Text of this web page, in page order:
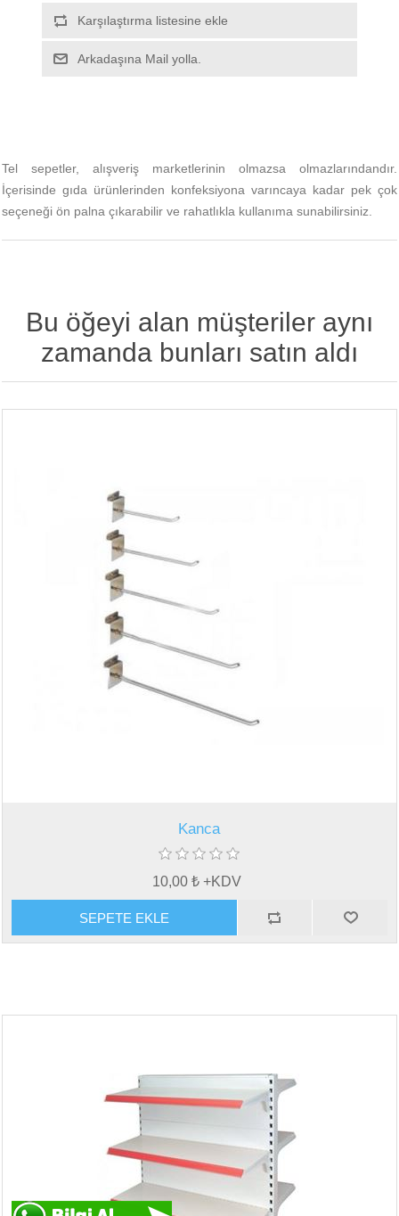
Tel sepetler, alışveriş marketlerinin olmazsa olmazlarındandır.
İçerisinde gıda ürünlerinden konfeksiyona varıncaya kadar pek çok
seçeneği ön palna çıkarabilir ve rahatlıkla kullanıma sunabilirsiniz.
Bu öğeyi alan müşteriler aynı
zamanda bunları satın aldı
Kanca
10,00 ₺ +KDV